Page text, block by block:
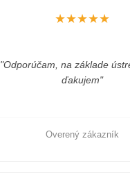
★★★★★
"Odporúčam, na základe
ďakujem"
Overený zákazník